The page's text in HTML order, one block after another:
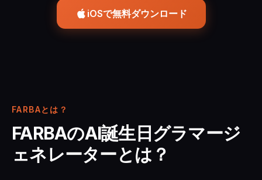
iOSで無料ダウンロード
FARBAとは？
FARBAのAI誕生日グラマージ
ェネレーターとは？